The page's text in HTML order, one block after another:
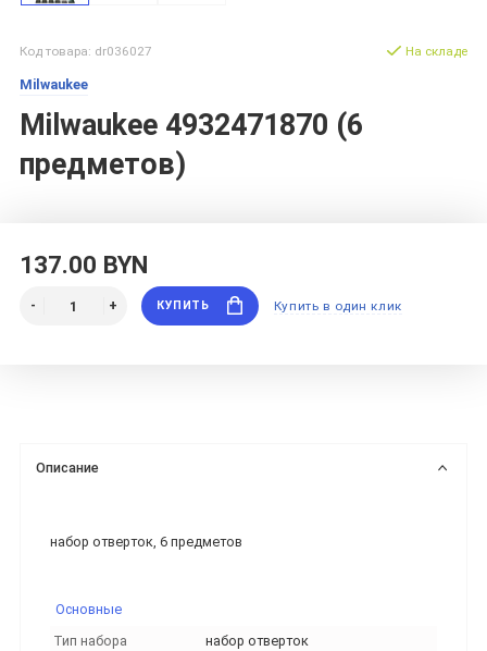
Код товара: dr036027
Milwaukee
Milwaukee 4932471870 (6
предметов)
На складе
137.00 BYN
КУПИТЬ Купить в один клик
Описание
набор отверток, 6 предметов
Основные
Тип набора
набор отверток